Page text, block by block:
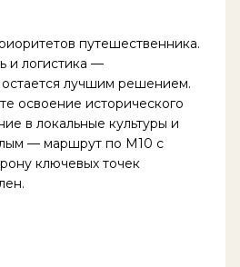
путешественника.
и логистика —
остается лучшим решением.
освоение исторического
в локальные культуры и
— маршрут по М10 с
ключевых точек